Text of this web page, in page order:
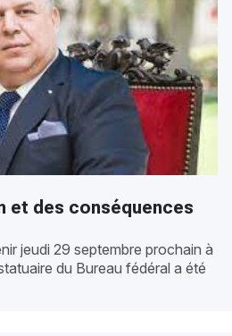
et des conséquences
jeudi 29 septembre prochain à
du Bureau fédéral a été